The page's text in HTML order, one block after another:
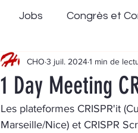
Jobs Congrès et
1 Day Meeting
CHO 3 juil. 20241 min de
Les plateformes CRISPR'it
Marseille/Nice) et CRISPR